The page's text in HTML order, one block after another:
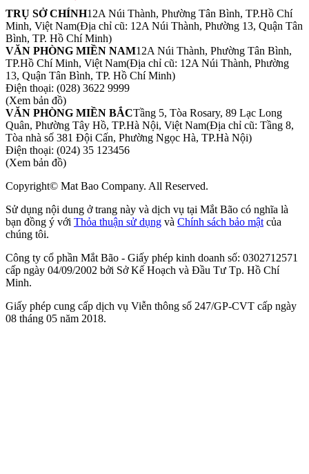
TRỤ SỞ CHÍNH12A Núi Thành, Phường Tân Bình, TP.Hồ Chí
Minh, Việt Nam(Địa chỉ cũ: 12A Núi Thành, Phường 13, Quận Tân
Bình, TP. Hồ Chí Minh)
VĂN PHÒNG MIỀN NAM12A Núi Thành, Phường Tân Bình,
TP.Hồ Chí Minh, Việt Nam(Địa chỉ cũ: 12A Núi Thành, Phường
13, Quận Tân Bình, TP. Hồ Chí Minh)
Điện thoại: (028) 3622 9999
(Xem bản đồ)
VĂN PHÒNG MIỀN BẮCTầng 5, Tòa Rosary, 89 Lạc Long
Quân, Phường Tây Hồ, TP.Hà Nội, Việt Nam(Địa chỉ cũ: Tầng 8,
Tòa nhà số 381 Đội Cấn, Phường Ngọc Hà, TP.Hà Nội)
Điện thoại: (024) 35 123456
(Xem bản đồ)
Copyright© Mat Bao Company. All Reserved.
Sử dụng nội dung ở trang này và dịch vụ tại Mắt Bão có nghĩa là
bạn đồng ý với Thỏa thuận sử dụng và Chính sách bảo mật của
chúng tôi.
Công ty cổ phần Mắt Bão - Giấy phép kinh doanh số: 0302712571
cấp ngày 04/09/2002 bởi Sở Kế Hoạch và Đầu Tư Tp. Hồ Chí
Minh.
Giấy phép cung cấp dịch vụ Viễn thông số 247/GP-CVT cấp ngày
08 tháng 05 năm 2018.